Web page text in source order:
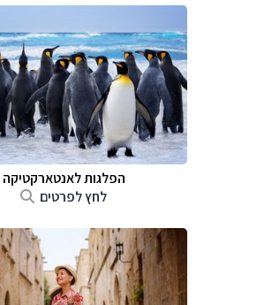
הפלגות לאנטארקטיקה
לחץ לפרטים